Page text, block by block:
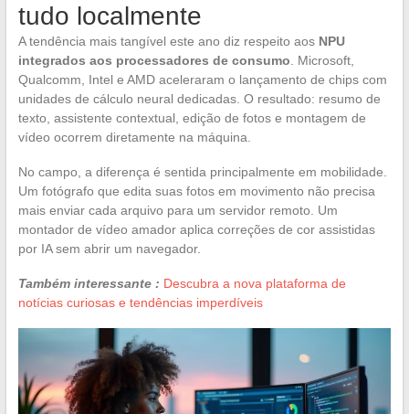
tudo localmente
A tendência mais tangível este ano diz respeito aos NPU
integrados aos processadores de consumo . Microsoft,
Qualcomm, Intel e AMD aceleraram o lançamento de chips com
unidades de cálculo neural dedicadas. O resultado: resumo de
texto, assistente contextual, edição de fotos e montagem de
vídeo ocorrem diretamente na máquina.
No campo, a diferença é sentida principalmente em mobilidade.
Um fotógrafo que edita suas fotos em movimento não precisa
mais enviar cada arquivo para um servidor remoto. Um
montador de vídeo amador aplica correções de cor assistidas
por IA sem abrir um navegador.
Também interessante : Descubra a nova plataforma de
notícias curiosas e tendências imperdíveis